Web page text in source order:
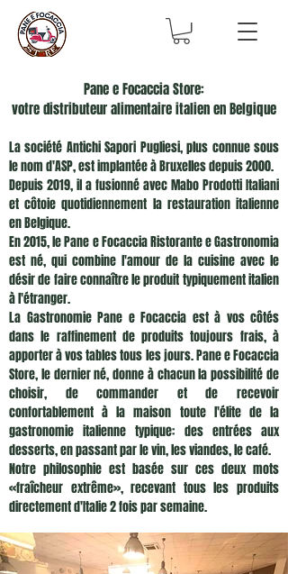
Pane e Focaccia Store:
votre distributeur alimentaire italien en Belgique
La société Antichi Sapori Pugliesi, plus connue sous
le nom d'ASP, est implantée à Bruxelles depuis 2000.
Depuis 2019, il a fusionné avec Mabo Prodotti Italiani
et côtoie quotidiennement la restauration italienne
en Belgique.
En 2015, le Pane e Focaccia Ristorante e Gastronomia
est né, qui combine l'amour de la cuisine avec le
désir de faire connaître le produit typiquement italien
à l'étranger.
La Gastronomie Pane e Focaccia est à vos côtés
dans le raffinement de produits toujours frais, à
apporter à vos tables tous les jours. Pane e Focaccia
Store, le dernier né, donne à chacun la possibilité de
choisir, de commander et de recevoir
confortablement à la maison toute l'élite de la
gastronomie italienne typique: des entrées aux
desserts, en passant par le vin, les viandes, le café.
Notre philosophie est basée sur ces deux mots
«fraîcheur extrême», recevant tous les produits
directement d'Italie 2 fois par semaine.